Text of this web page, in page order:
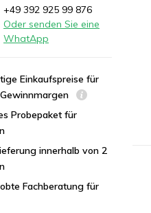
+49 392 925 99 876
Oder senden Sie eine
WhatApp
Einkaufspreise für
Probepaket für
innerhalb von 2
Fachberatung für